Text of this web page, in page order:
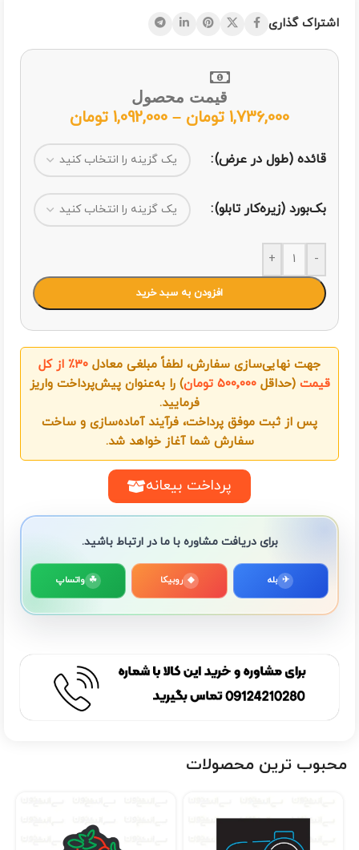
اشتراک گذاری
قیمت محصول
1,736,000 تومان –
1,092,000 تومان
قائده (طول در عرض)
بک‌بورد (زیره‌کار تابلو)
-
+
افزودن به سبد خرید
جهت نهایی‌سازی سفارش، لطفاً مبلغی معادل
۳۰٪ از کل
قیمت (حداقل۵۰۰٬۰۰۰ تومان
) را به‌عنوان پیش‌پرداخت واریز
فرمایید.
پس از ثبت موفق پرداخت، فرآیند آماده‌سازی و ساخت
سفارش شما آغاز خواهد شد.
پرداخت بیعانه
برای دریافت مشاوره با ما در ارتباط باشید.
✈ بله ◆ روبیکا ☘ واتساپ
محبوب ترین محصولات